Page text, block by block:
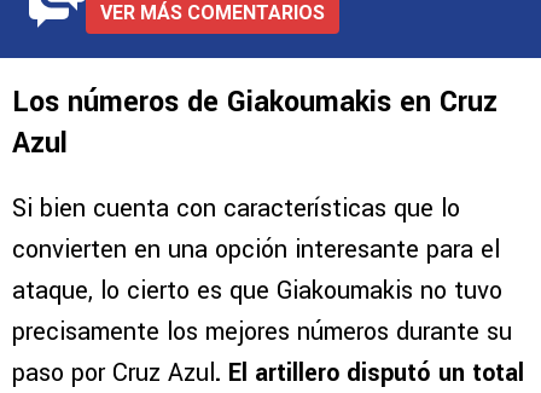
VER MÁS COMENTARIOS
Los números de Giakoumakis en Cruz
Azul
Si bien cuenta con características que lo
convierten en una opción interesante para el
ataque, lo cierto es que Giakoumakis no tuvo
precisamente los mejores números durante su
paso por Cruz Azul. El artillero disputó un total